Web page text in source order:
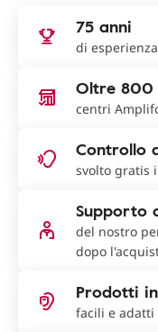
75 anni
di esperienza
Oltre 800
centri
Controllo
svolto gratis
Supporto
del nostro
dopo
Prodotti
facili e